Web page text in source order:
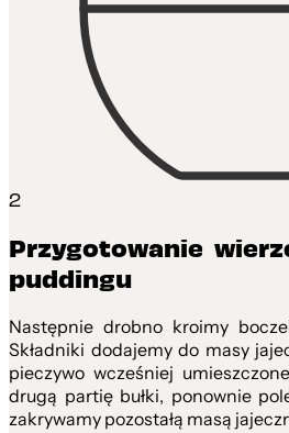
2
Przygotowanie
puddingu
Następnie drobno kroimy
Składniki dodajemy do masy
pieczywo wcześniej
drugą partię bułki, ponownie
zakrywamy pozostałą masą